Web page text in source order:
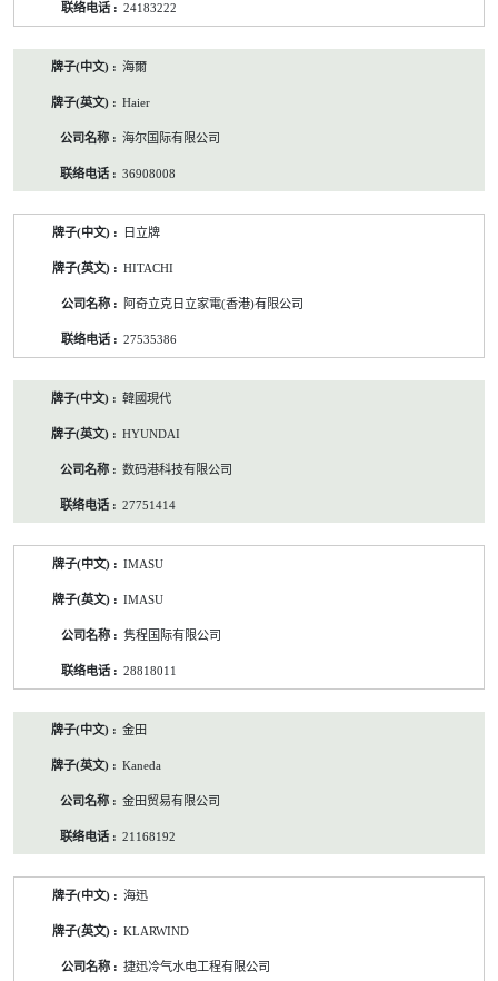
24183222
海爾
Haier
海尔国际有限公司
36908008
日立牌
HITACHI
阿奇立克日立家電(香港)有限公司
27535386
韓國現代
HYUNDAI
数码港科技有限公司
27751414
IMASU
IMASU
隽程国际有限公司
28818011
金田
Kaneda
金田贸易有限公司
21168192
海迅
KLARWIND
捷迅冷气水电工程有限公司